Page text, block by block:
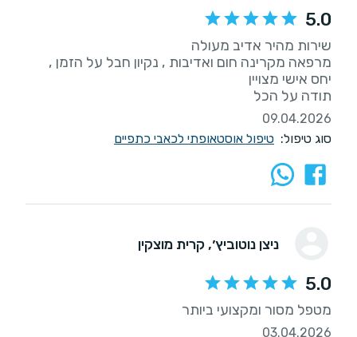
5.0
מרפאה מקרינה חום ואדיבות , נקיון חבל על הזמן ,
תודה על הכל
09.04.2026
סוג טיפול: טיפול אוסטאופתי לכאבי כתפיים
ניצן נוטוביץ׳, קרית מוצקין
5.0
מטפל מסור ומקצועי ביותר
03.04.2026